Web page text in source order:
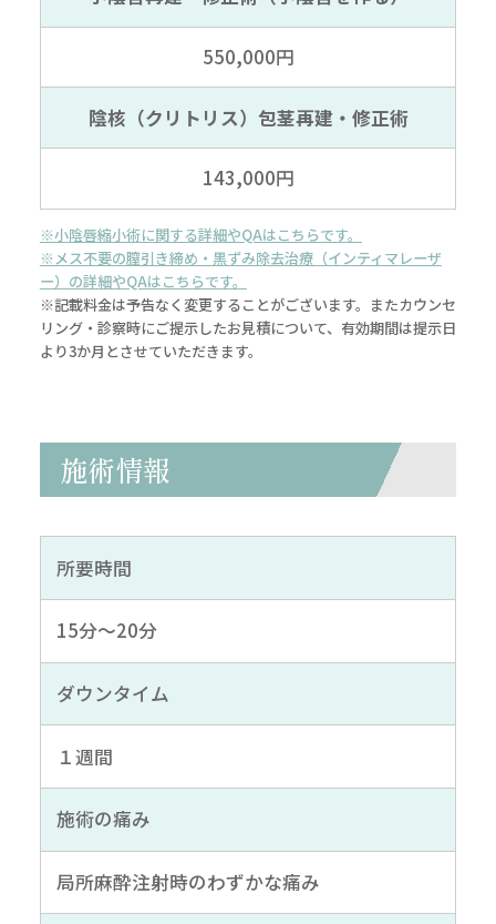
550,000円
陰核（クリトリス）包茎再建・修正術
143,000円
※小陰唇縮小術に関する詳細やQAはこちらです。
※メス不要の膣引き締め・黒ずみ除去治療（インティマレーザ
ー）の詳細やQAはこちらです。
※記載料金は予告なく変更することがございます。またカウンセ
リング・診察時にご提示したお見積について、有効期間は提示日
より3か月とさせていただきます。
施術情報
所要時間
15分～20分
ダウンタイム
１週間
施術の痛み
局所麻酔注射時のわずかな痛み